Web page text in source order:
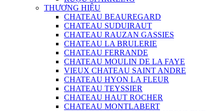
THƯƠNG HIỆU
CHATEAU BEAUREGARD
CHATEAU SUDUIRAUT
CHATEAU RAUZAN GASSIES
CHATEAU LA BRULERIE
CHATEAU FERRANDE
CHATEAU MOULIN DE LA FAYE
VIEUX CHATEAU SAINT ANDRE
CHATEAU HYON LA FLEUR
CHATEAU TEYSSIER
CHATEAU HAUT ROCHER
CHATEAU MONTLABERT